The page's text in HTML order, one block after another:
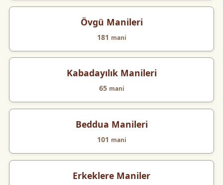
Övgü Manileri
181 mani
Kabadayılık Manileri
65 mani
Beddua Manileri
101 mani
Erkeklere Maniler